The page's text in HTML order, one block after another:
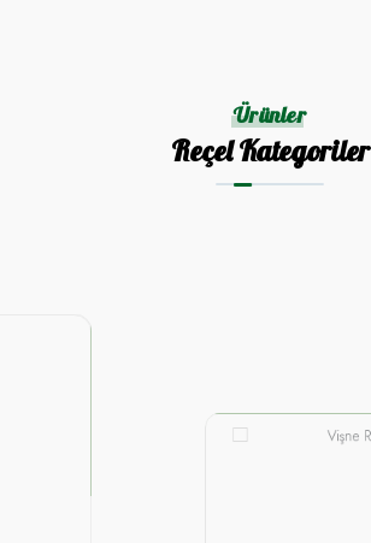
Ürünler
Reçel Kategoriler